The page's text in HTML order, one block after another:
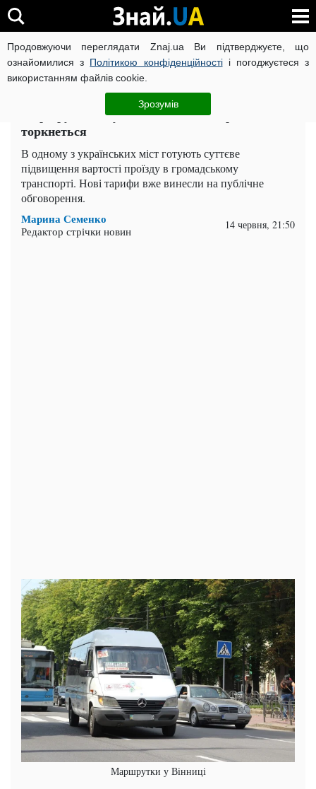
Продовжуючи переглядати Znaj.ua Ви підтверджуєте, що
ознайомилися з Політикою конфіденційностіі погоджуєтеся з
використанням файлів cookie.
Зрозумів
ВІЙНА РОСІЇ ПРОТИ УКРАЇНИ КОРОНАВІРУС В УКРАЇНІ
ЧИТАТЬ НА РУССКОМ
Маршрутки готують нові ціни на проїзд: кого
торкнеться
В одному з українських міст готують суттєве
підвищення вартості проїзду в громадському
транспорті. Нові тарифи вже винесли на публічне
обговорення.
Марина Семенко
Редактор стрічки новин 14 червня, 21:50
Маршрутки у Вінниці